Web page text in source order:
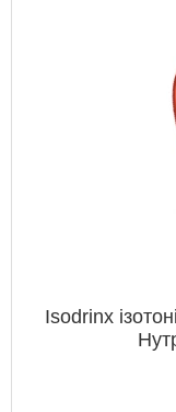
Isodrinx